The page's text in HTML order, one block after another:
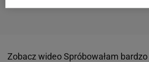
Zobacz wideoSpróbowałam